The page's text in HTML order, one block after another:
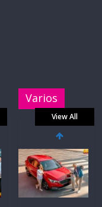
Varios
View All